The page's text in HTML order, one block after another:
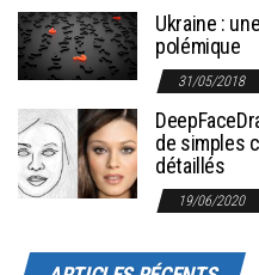
Ukraine :
polémique
31/05/2018
de simples
détaillés
19/06/2020